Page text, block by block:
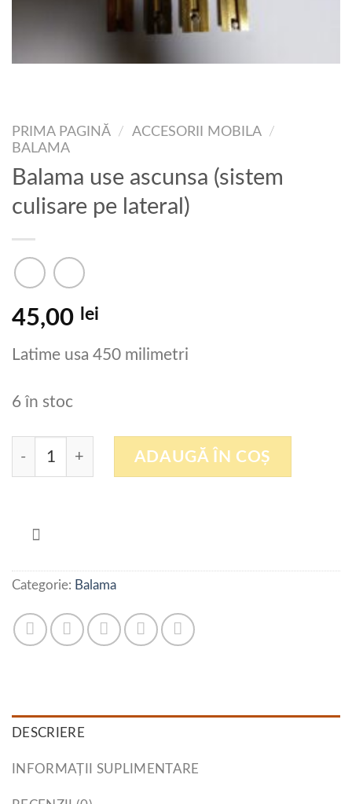
PRIMA PAGINĂ / ACCESORII MOBILA
/
BALAMA
Balama use ascunsa (sistem
culisare pe lateral)
45,00 lei
Latime usa 450 milimetri
6 în stoc
Cantitate Balama use ascunsa (sistem culisare pe
ADAUGĂ ÎN COȘ
Categorie: Balama
DESCRIERE
INFORMAȚII SUPLIMENTARE